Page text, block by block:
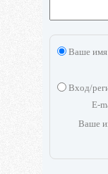
Ваше имя
Вход/
E-
Ваше